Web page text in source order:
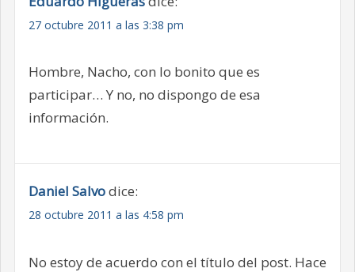
27 octubre 2011 a las 3:38 pm
Hombre, Nacho, con lo bonito que es
participar… Y no, no dispongo de esa
información.
Daniel Salvodice:
28 octubre 2011 a las 4:58 pm
No estoy de acuerdo con el título del post. Hace